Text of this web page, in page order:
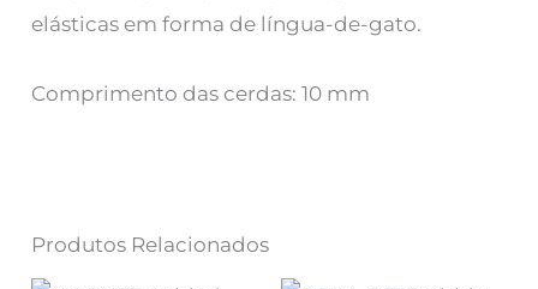
elásticas em forma de língua-de-gato.
Comprimento das cerdas: 10 mm
Produtos Relacionados